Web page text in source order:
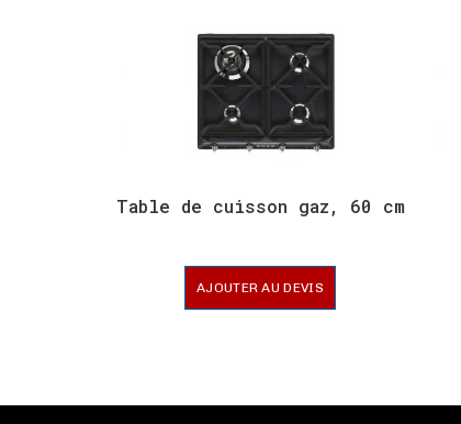
Table de cuisson gaz, 60 cm
AJOUTER AU DEVIS